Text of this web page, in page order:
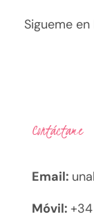
Sigueme
Contáctame
Email:
Móvil: